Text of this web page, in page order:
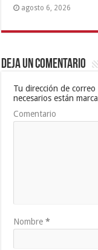
agosto 6, 2026
Deja un comentario
Tu dirección de
necesarios están
Comentario
Nombre*